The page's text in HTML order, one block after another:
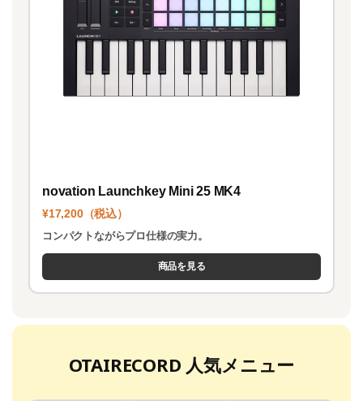
novation Launchkey Mini 25 MK4
¥17,200（税込）
コンパクトながらプロ仕様の実力。
商品を見る
OTAIRECORD 人気メニュー